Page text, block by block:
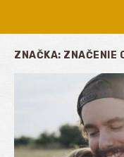
ZNAČKA: ZNAČENIE